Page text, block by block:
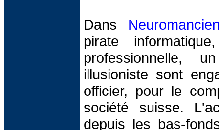
Dans
pirate
professionnelle,
illusioniste sont
officier, pour le
société suisse.
depuis les bas-